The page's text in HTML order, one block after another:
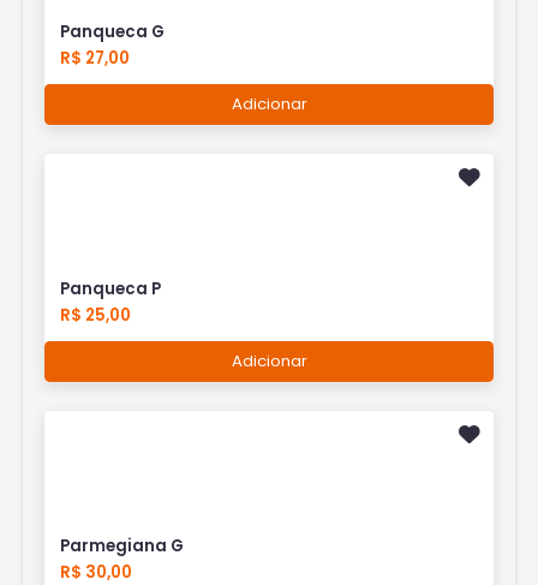
Panqueca G
R$ 27,00
Adicionar
Panqueca P
R$ 25,00
Adicionar
Parmegiana G
R$ 30,00